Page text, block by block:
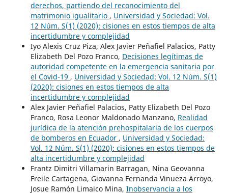
derechos, partiendo del reconocimiento del
matrimonio igualitario , Universidad y Sociedad: Vol.
12 Núm. S(1) (2020): cisiones en estos tiempos de alta
incertidumbre y complejidad
Iyo Alexis Cruz Piza, Alex Javier Peñafiel Palacios, Patty
Elizabeth Del Pozo Franco, Decisiones legítimas de
autoridad competente en la emergencia sanitaria por
el Covid-19 , Universidad y Sociedad: Vol. 12 Núm. S(1)
(2020): cisiones en estos tiempos de alta
incertidumbre y complejidad
Alex Javier Peñafiel Palacios, Patty Elizabeth Del Pozo
Franco, Rosa Leonor Maldonado Manzano, Realidad
jurídica de la atención prehospitalaria de los cuerpos
de bomberos en Ecuador , Universidad y Sociedad:
Vol. 12 Núm. S(1) (2020): cisiones en estos tiempos de
alta incertidumbre y complejidad
Frantz Dimitri Villamarin Barragan, Nina Geovanna
Freile Cartagena, Giovanna Fernanda Vinueza Arroyo,
Josue Ramón Limaico Mina, Inobservancia a los